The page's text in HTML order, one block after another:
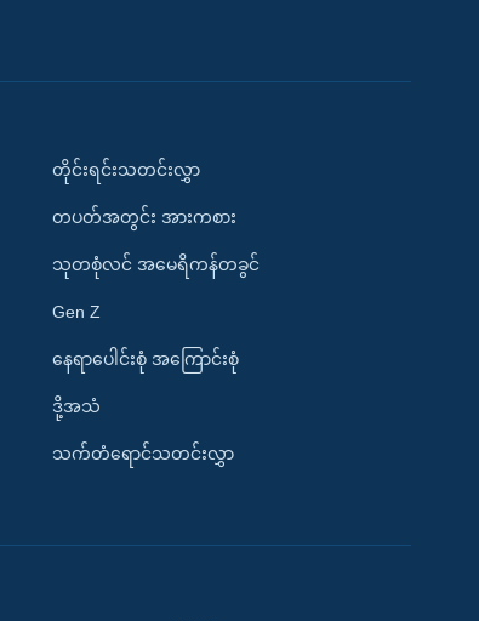
တိုင်းရင်းသတင်းလွှာ
တပတ်အတွင်း အားကစား
သုတစုံလင် အမေရိကန်တခွင်
Gen Z
နေရာပေါင်းစုံ အကြောင်းစုံ
ဒို့အသံ
သက်တံရောင်သတင်းလွှာ